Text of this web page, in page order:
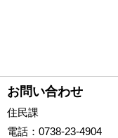
お問い合わせ
住民課
電話 ：0738-23-4904